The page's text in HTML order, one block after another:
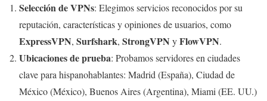
Selección de VPNs: Elegimos servicios reconocidos por su
reputación, características y opiniones de usuarios, como
ExpressVPN, Surfshark, StrongVPN yFlowVPN.
Ubicaciones de prueba: Probamos servidores en ciudades
clave para hispanohablantes: Madrid (España), Ciudad de
México (México), Buenos Aires (Argentina), Miami (EE. UU.)